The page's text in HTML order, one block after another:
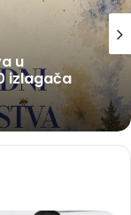
u
izlagača